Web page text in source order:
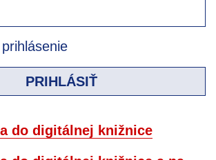
PRIHLÁSIŤ
do digitálnej knižnice